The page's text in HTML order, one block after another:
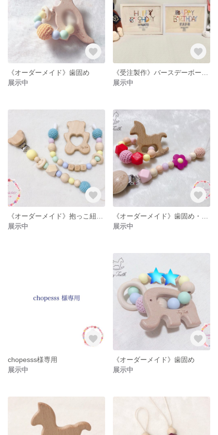
《オーダーメイド》歯固め
展示中
展示中
展示中
展示中
chopesss様専用
展示中
《オーダーメイド》歯固め
展示中